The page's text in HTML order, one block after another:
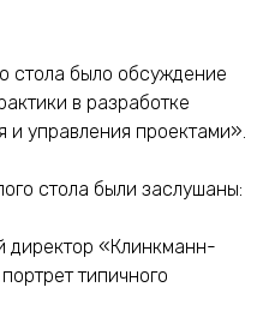
стола было обсуждение
в разработке
и управления проектами».
стола были заслушаны:
директор «Клинкманн-
типичного